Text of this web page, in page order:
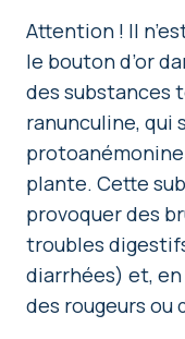
Attention ! Il
le bouton d’or
des substances
ranunculine, qui
protoanémonine
plante. Cette
provoquer des
troubles
diarrhées) et,
des rougeurs ou